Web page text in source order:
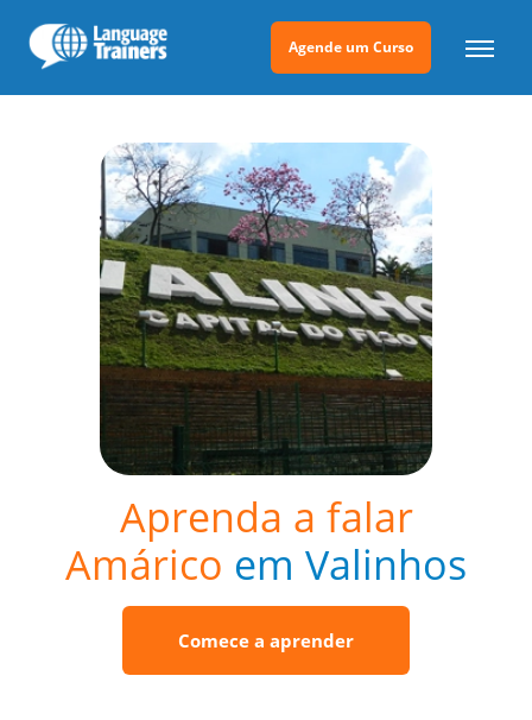
Agende um Curso
Aprenda a falar
Amárico em Valinhos
Comece a aprender